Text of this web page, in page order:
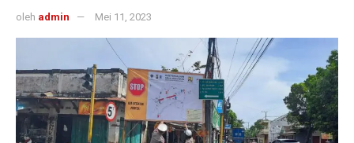
oleh admin Mei 11, 2023